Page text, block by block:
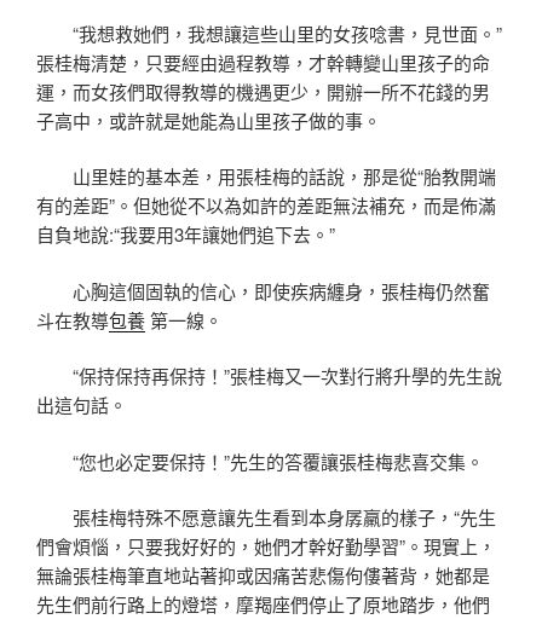
“我想救她們，我想讓這些山里的女孩唸書，見世面。”
張桂梅清楚，只要經由過程教導，才幹轉變山里孩子的命
運，而女孩們取得教導的機遇更少，開辦一所不花錢的男
子高中，或許就是她能為山里孩子做的事。
山里娃的基本差，用張桂梅的話說，那是從“胎教開端
有的差距”。但她從不以為如許的差距無法補充，而是佈滿
自負地說:“我要用3年讓她們追下去。”
心胸這個固執的信心，即使疾病纏身，張桂梅仍然奮
斗在教導包養第一線。
“保持保持再保持！”張桂梅又一次對行將升學的先生說
出這句話。
“您也必定要保持！”先生的答覆讓張桂梅悲喜交集。
張桂梅特殊不愿意讓先生看到本身孱羸的樣子，“先生
們會煩惱，只要我好好的，她們才幹好勤學習”。現實上，
無論張桂梅筆直地站著抑或因痛苦悲傷佝僂著背，她都是
先生們前行路上的燈塔，摩羯座們停止了原地踏步，他們